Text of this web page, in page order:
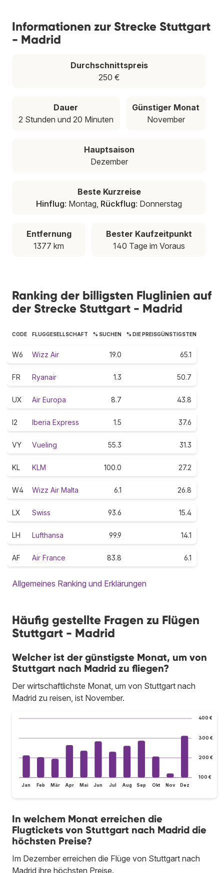
Informationen zur Strecke Stuttgart
- Madrid
Durchschnittspreis
250 €
Dauer
2 Stunden und 20 Minuten
Günstiger Monat
November
Hauptsaison
Dezember
Beste Kurzreise
Hinflug: Montag, Rückflug: Donnerstag
Entfernung
1377 km
Bester Kaufzeitpunkt
140 Tage im Voraus
Ranking der billigsten Fluglinien auf
der Strecke Stuttgart - Madrid
CODE FLUGGESELLSCHAFT % SUCHEN % DIE PREISGÜNSTIGSTEN
W6 Wizz Air 19.0 65.1
FR Ryanair 1.3 50.7
UX Air Europa 8.7 43.8
I2 Iberia Express 1.5 37.6
VY Vueling 55.3 31.3
KL KLM 100.0 27.2
W4 Wizz Air Malta 6.1 26.8
LX Swiss 93.6 15.4
LH Lufthansa 99.9 14.1
AF Air France 83.8 6.1
Allgemeines Ranking und Erklärungen
Häufig gestellte Fragen zu Flügen
Stuttgart - Madrid
Welcher ist der günstigste Monat, um von
Stuttgart nach Madrid zu fliegen?
Der wirtschaftlichste Monat, um von Stuttgart nach
Madrid zu reisen, ist November.
100 €
200 €
300 €
400 €
Jan Feb Mär Apr Mai Jun Jul Aug Sep Okt Nov Dez
In welchem Monat erreichen die
Flugtickets von Stuttgart nach Madrid die
höchsten Preise?
Im Dezember erreichen die Flüge von Stuttgart nach
Madrid ihre höchsten Preise.